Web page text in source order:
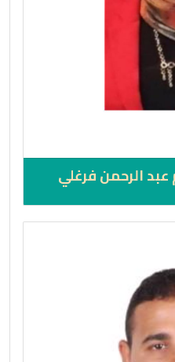
عبد الرحمن فرغلي